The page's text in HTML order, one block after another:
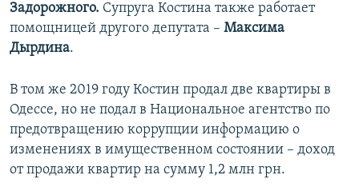
Задорожного. Супруга Костина также работает
помощницей другого депутата – Максима
Дырдина.
В том же 2019 году Костин продал две квартиры в
Одессе, но не подал в Национальное агентство по
предотвращению коррупции информацию о
изменениях в имущественном состоянии – доход
от продажи квартир на сумму 1,2 млн грн.